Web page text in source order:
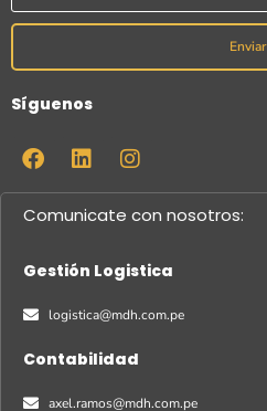
Enviar
Síguenos
Comunicate con nosotros:
Gestión Logistica
logistica@mdh.com.pe
Contabilidad
axel.ramos@mdh.com.pe